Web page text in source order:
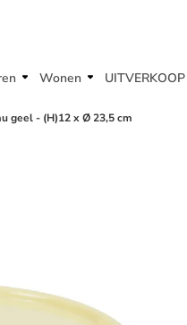
Wonen UITVERKOOP
geel - (H)12 x Ø 23,5 cm